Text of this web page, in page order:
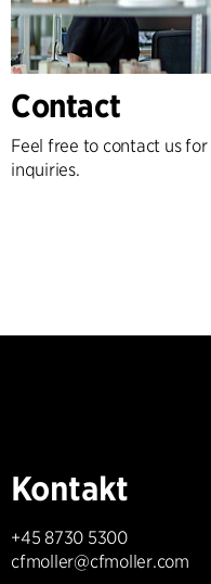
Contact
Feel free to contact us
inquiries.
Kontakt
+45 8730 5300
cfmoller@cfmoller.com